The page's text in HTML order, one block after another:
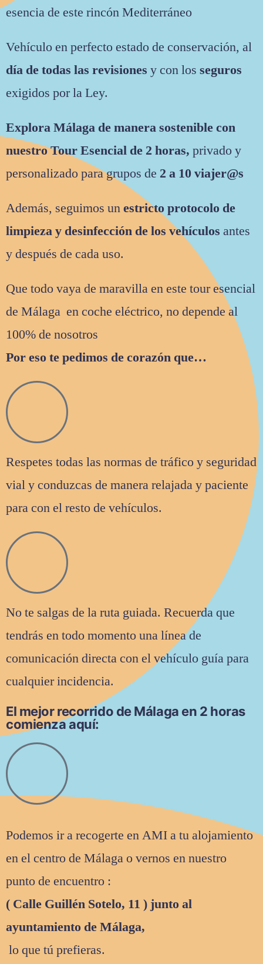
esencia de este rincón Mediterráneo
Vehículo en perfecto estado de conservación, al
día de todas las revisiones y con los seguros
exigidos por la Ley.
Explora Málaga de manera sostenible con
nuestro Tour Esencial de 2 horas, privado y
personalizado para grupos de 2 a 10 viajer@s
Además, seguimos unestricto protocolo de
limpieza y desinfección de los vehículos antes
y después de cada uso.
Que todo vaya de maravilla en este tour esencial
de Málaga en coche eléctrico, no depende al
100% de nosotros
Por eso te pedimos de corazón que…
Respetes todas las normas de tráfico y seguridad
vial y conduzcas de manera relajada y paciente
para con el resto de vehículos.
No te salgas de la ruta guiada. Recuerda que
tendrás en todo momento una línea de
comunicación directa con el vehículo guía para
cualquier incidencia.
El mejor recorrido de Málaga en 2 horas
comienza aquí:
Podemos ir a recogerte en AMI a tu alojamiento
en el centro de Málaga o vernos en nuestro
punto de encuentro :
( Calle Guillén Sotelo, 11 ) junto al
ayuntamiento de Málaga,
lo que tú prefieras.